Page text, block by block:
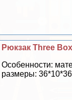
Рюкзак Three
Особенности:
размеры: 36*10*36